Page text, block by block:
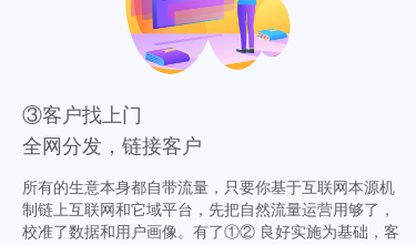
③客户找上门
全网分发，链接客户
所有的生意本身都自带流量，只要你基于互联网本源机
制链上互联网和它域平台，先把自然流量运营用够了，
校准了数据和用户画像。有了①② 良好实施为基础，客